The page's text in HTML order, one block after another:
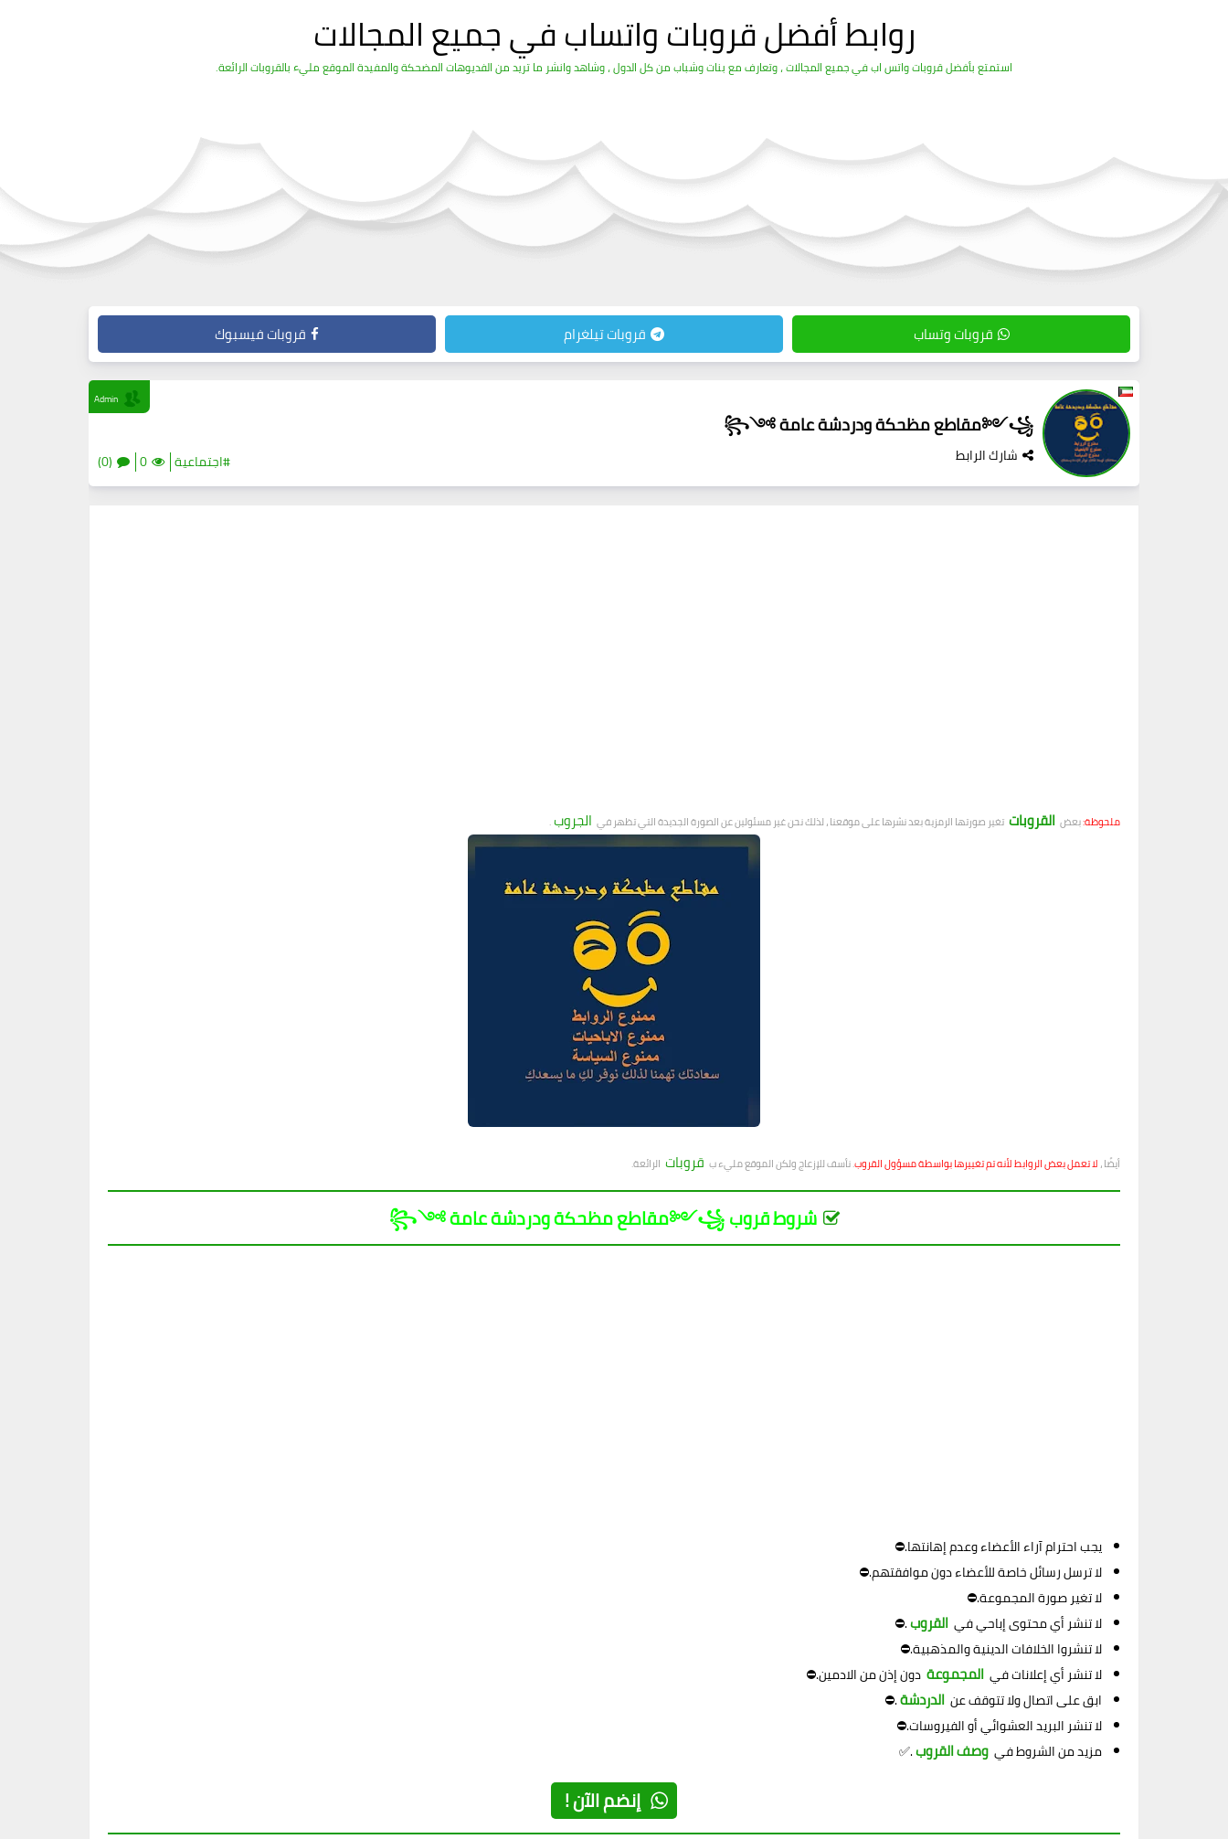
روابط أفضل قروبات واتساب في جميع المجالات
استمتع بأفضل قروبات واتس اب في جميع المجالات ، وتعارف مع بنات وشباب من كل الدول ، وشاهد وانشر ما تريد من الفديوهات المضحكة والمفيدة الموقع مليء بالقروبات الرائعة.
قروبات وتساب قروبات تيلغرام قروبات فيسبوك
꧁༺مقاطع مظحكة ودردشة عامة ༻꧂
شارك الرابط #اجتماعية 0
(0)
Admin
ملحوظة:بعض القروبات تغير صورتها الرمزية بعد نشرها على موقعنا ، لذلك نحن غير مسئولين عن الصورة الجديدة التي تظهر في الجروب.
أيضًا ، لا تعمل بعض الروابط لأنه تم تغييرها بواسطة مسؤول القروب. نأسف للإزعاج ولكن الموقع مليء ب قروبات الرائعة.
شروط قروب ꧁༺مقاطع مظحكة ودردشة عامة ༻꧂
يجب احترام آراء الأعضاء وعدم إهانتها.⛔
لا ترسل رسائل خاصة للأعضاء دون موافقتهم.⛔
لا تغير صورة المجموعة.⛔
لا تنشر أي محتوى إباحي في القروب.⛔
لا تنشروا الخلافات الدينية والمذهبية.⛔
لا تنشر أي إعلانات في المجموعة دون إذن من الادمين.⛔
ابق على اتصال ولا تتوقف عن الدردشة.⛔
لا تنشر البريد العشوائي أو الفيروسات.⛔
مزيد من الشروط في وصف القروب.✅
إنضم الآن !